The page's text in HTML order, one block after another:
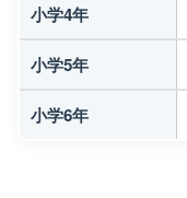
小学4年
小学5年
小学6年